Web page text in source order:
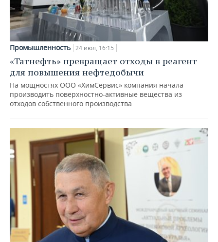
Промышленность 24 июл, 16:15
«Татнефть» превращает отходы в реагент
для повышения нефтедобычи
На мощностях ООО «ХимСервис» компания начала
производить поверхностно-активные вещества из
отходов собственного производства